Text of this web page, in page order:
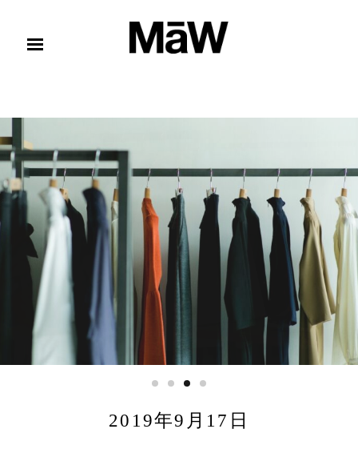
2019年9月17日